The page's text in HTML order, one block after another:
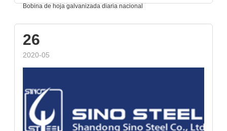
Bobina de hoja galvanizada diaria nacional
26
2020-05